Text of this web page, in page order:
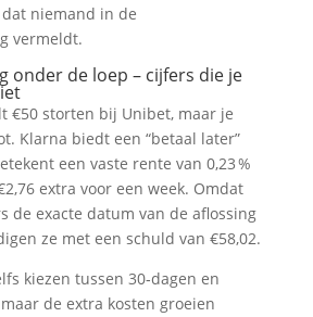
niemand in de
vermeldt.
onder de loep – cijfers die je
€50 storten bij Unibet, maar je
Klarna biedt een “betaal later”
een vaste rente van 0,23 %
extra voor een week. Omdat
de exacte datum van de aflossing
ze met een schuld van €58,02.
kiezen tussen 30‑dagen en
de extra kosten groeien